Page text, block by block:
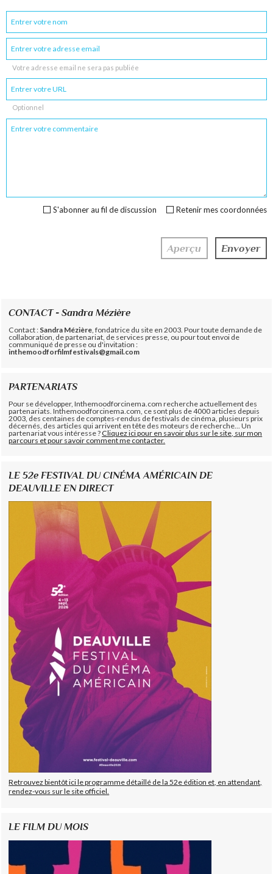
Votre adresse email ne sera pas publiée
Optionnel
Retenir mes coordonnées
S'abonner au fil de discussion
CONTACT - Sandra Mézière
Contact : Sandra Mézière , fondatrice du site en 2003. Pour toute demande de
collaboration, de partenariat, de services presse, ou pour tout envoi de
communiqué de presse ou d'invitation :
inthemoodforfilmfestivals@gmail.com
PARTENARIATS
Pour se développer, Inthemoodforcinema.com recherche actuellement des
partenariats. Inthemoodforcinema.com, ce sont plus de 4000 articles depuis
2003, des centaines de comptes-rendus de festivals de cinéma, plusieurs prix
décernés, des articles qui arrivent en tête des moteurs de recherche... Un
partenariat vous intéresse ?Cliquez ici pour en savoir plus sur le site, sur mon
parcours et pour savoir comment me contacter.
LE 52e FESTIVAL DU CINÉMA AMÉRICAIN DE
DEAUVILLE EN DIRECT
Retrouvez bientôt ici le programme détaillé de la 52e édition et, en attendant,
rendez-vous sur le site officiel.
LE FILM DU MOIS